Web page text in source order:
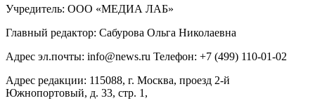
Учредитель: ООО «МЕДИА ЛАБ»
Главный редактор: Сабурова Ольга Николаевна
Адрес эл.почты: info@news.ru Телефон: +7 (499) 110-01-02
Адрес редакции: 115088, г. Москва, проезд 2-й
Южнопортовый, д. 33, стр. 1,